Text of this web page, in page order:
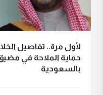
لأول مرة.. تفاصيل
حماية الملاحة في
بالسعودية